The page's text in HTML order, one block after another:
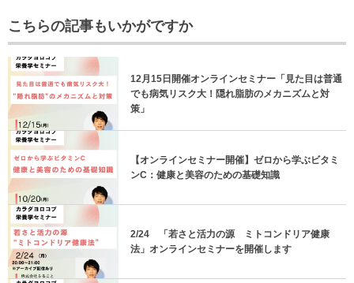
こちらの記事もいかがですか
12月15日開催オンラインセミナー「見た目は普通
でも病気リスク大！隠れ脂肪のメカニズムと対
策」
【オンラインセミナー開催】ゼロから学ぶビタミ
ンC：健康と美容のための基礎知識
2/24 「若さと活力の源 ミトコンドリア健康
法」オンラインセミナーを開催します